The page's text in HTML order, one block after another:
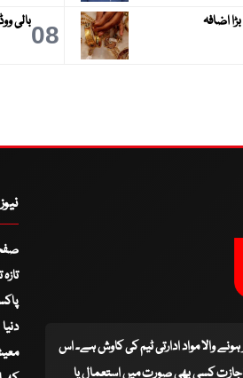
اضافہ 08بالی
ہونے والا مواد ادارتی ٹیم کی کاوش ہے۔ اس
اجازت کسی بھی صورت میں استعمال یا
دنیا